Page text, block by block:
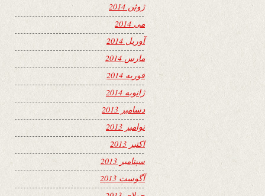
ژوئن 2014
می 2014
آوریل 2014
مارس 2014
فوریه 2014
ژانویه 2014
دسامبر 2013
نوامبر 2013
اکتبر 2013
سپتامبر 2013
آگوست 2013